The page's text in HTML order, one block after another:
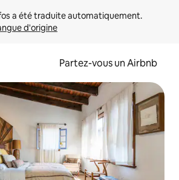
d'origine
Partez-vous un Airbnb